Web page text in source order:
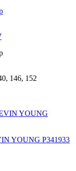
146, 152
YOUNG P341933